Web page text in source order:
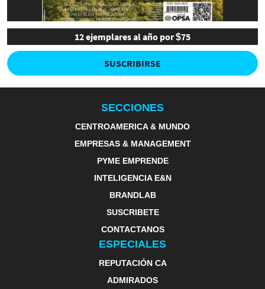
12 ejemplares al año por $75
SUSCRIBIRSE
SECCIONES
CENTROAMERICA & MUNDO
EMPRESAS & MANAGEMENT
PYME EMPRENDE
INTELIGENCIA E&N
BRANDLAB
SUSCRIBETE
CONTACTANOS
ESPECIALES
REPUTACIÓN CA
ADMIRADOS